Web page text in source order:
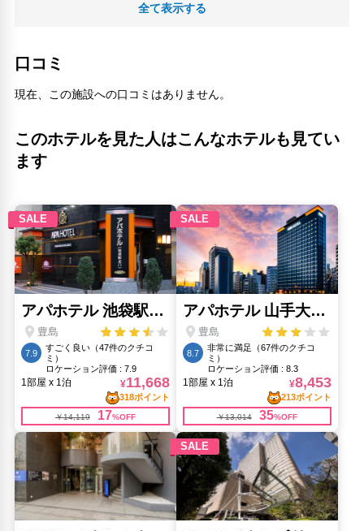
雷神堂 巣鴨本店(580m)
上野恩賜公園(3.96km)
外源堂(5.96km)
新宿御苑(5.37km)
東京スカイツリー(7.27km)
東京都庁展望室(5.89km)
渋谷交差点(8.42km)
銀座(7.19km)
銀座コリドー街(7.2km)
全て表示する
口コミ
現在、この施設への口コミはありません。
このホテルを見た人はこんなホテルも見てい
ます